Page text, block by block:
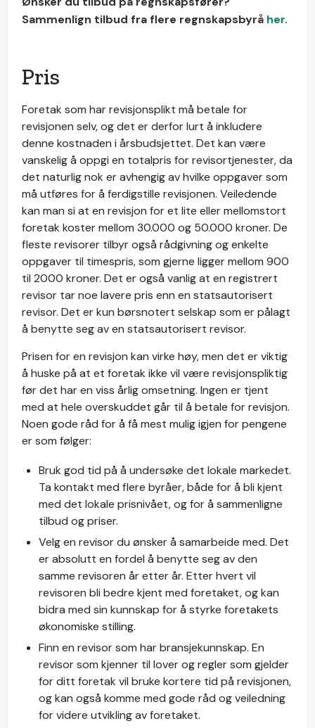
Sammenlign tilbud fra flere regnskapsbyrå her.
Pris
Foretak som har revisjonsplikt må betale for
revisjonen selv, og det er derfor lurt å inkludere
denne kostnaden i årsbudsjettet. Det kan være
vanskelig å oppgi en totalpris for revisortjenester, da
det naturlig nok er avhengig av hvilke oppgaver som
må utføres for å ferdigstille revisjonen. Veiledende
kan man si at en revisjon for et lite eller mellomstort
foretak koster mellom 30.000 og 50.000 kroner. De
fleste revisorer tilbyr også rådgivning og enkelte
oppgaver til timespris, som gjerne ligger mellom 900
til 2000 kroner. Det er også vanlig at en registrert
revisor tar noe lavere pris enn en statsautorisert
revisor. Det er kun børsnotert selskap som er pålagt
å benytte seg av en statsautorisert revisor.
Prisen for en revisjon kan virke høy, men det er viktig
å huske på at et foretak ikke vil være revisjonspliktig
før det har en viss årlig omsetning. Ingen er tjent
med at hele overskuddet går til å betale for revisjon.
Noen gode råd for å få mest mulig igjen for pengene
er som følger:
Bruk god tid på å undersøke det lokale markedet.
Ta kontakt med flere byråer, både for å bli kjent
med det lokale prisnivået, og for å sammenligne
tilbud og priser.
Velg en revisor du ønsker å samarbeide med. Det
er absolutt en fordel å benytte seg av den
samme revisoren år etter år. Etter hvert vil
revisoren bli bedre kjent med foretaket, og kan
bidra med sin kunnskap for å styrke foretakets
økonomiske stilling.
Finn en revisor som har bransjekunnskap. En
revisor som kjenner til lover og regler som gjelder
for ditt foretak vil bruke kortere tid på revisjonen,
og kan også komme med gode råd og veiledning
for videre utvikling av foretaket.